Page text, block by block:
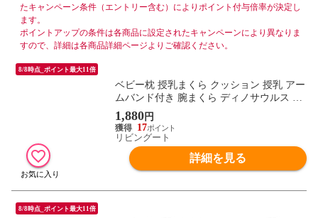
たキャンペーン条件（エントリー含む）によりポイント付与倍率が決定し
ます。
ポイントアップの条件は各商品に設定されたキャンペーンにより異なりま
すので、詳細は各商品詳細ページよりご確認ください。
8/8時点_ポイント最大11倍
ベビー枕 授乳まくら クッション 授乳 アー
ムバンド付き 腕まくら ディノサウルス ピ
ク キャラクター （ 赤ちゃん 枕 ベビーピ
ロー 0ヶ月 授乳用 絶壁防止 向き癖 ドーナ
ツ枕 アームピロー 赤ちゃんまくら ドーナ
ツ型 新生児 0歳 ）
1,880円
17
リビングート
詳細を見る
8/8時点_ポイント最大11倍